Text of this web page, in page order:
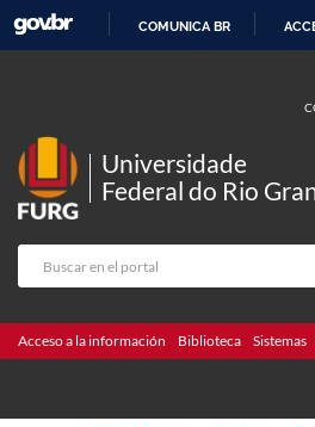
COMUNICA BR
Universidade
Federal do Rio
Acceso a la información Biblioteca Sistemas